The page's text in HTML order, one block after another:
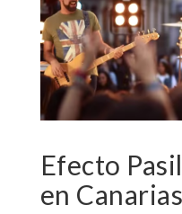
Efecto
en Canarias